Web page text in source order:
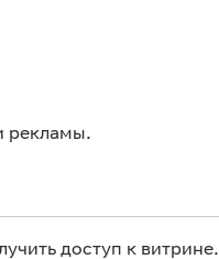
рекламы.
доступ к витрине.